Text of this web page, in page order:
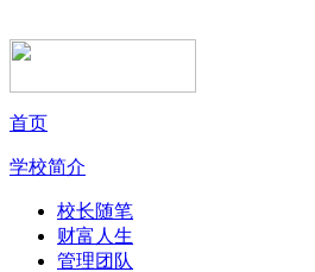
首页
学校简介
校长随笔
财富人生
管理团队